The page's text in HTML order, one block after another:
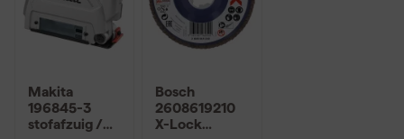
Makita
196845-3
stofafzuig /
Bosch
2608619210
X-Lock